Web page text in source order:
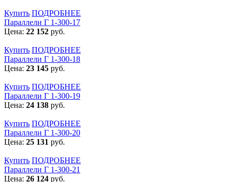
Купить ПОДРОБНЕЕ
Параллели Г 1-300-17
Цена: 22 152 руб.
Купить ПОДРОБНЕЕ
Параллели Г 1-300-18
Цена: 23 145 руб.
Купить ПОДРОБНЕЕ
Параллели Г 1-300-19
Цена: 24 138 руб.
Купить ПОДРОБНЕЕ
Параллели Г 1-300-20
Цена: 25 131 руб.
Купить ПОДРОБНЕЕ
Параллели Г 1-300-21
Цена: 26 124 руб.